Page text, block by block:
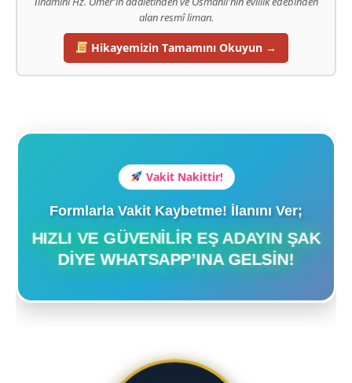
alan resmî liman.
Hikayemizin Tamamını Okuyun →
Vakit Nakittir!
Formlarla Vakit Kaybetme! İlanını Ver;
HIZLI VE GÜVENILIR EŞ ADAYIN ŞAK
DIYE WHATSAPP’INA GELSIN!